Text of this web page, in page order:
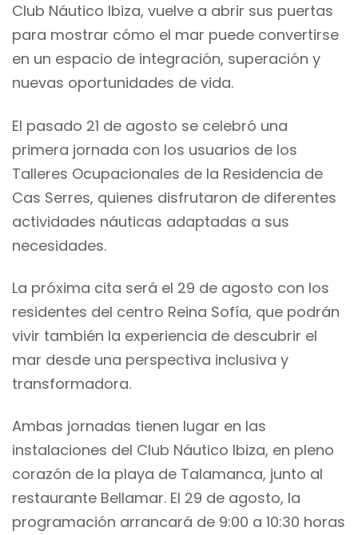
Club Náutico Ibiza, vuelve a abrir sus puertas
para mostrar cómo el mar puede convertirse
en un espacio de integración, superación y
nuevas oportunidades de vida.
El pasado 21 de agosto se celebró una
primera jornada con los usuarios de los
Talleres Ocupacionales de la Residencia de
Cas Serres, quienes disfrutaron de diferentes
actividades náuticas adaptadas a sus
necesidades.
La próxima cita será el 29 de agosto con los
residentes del centro Reina Sofía, que podrán
vivir también la experiencia de descubrir el
mar desde una perspectiva inclusiva y
transformadora.
Ambas jornadas tienen lugar en las
instalaciones del Club Náutico Ibiza, en pleno
corazón de la playa de Talamanca, junto al
restaurante Bellamar. El 29 de agosto, la
programación arrancará de 9:00 a 10:30 horas